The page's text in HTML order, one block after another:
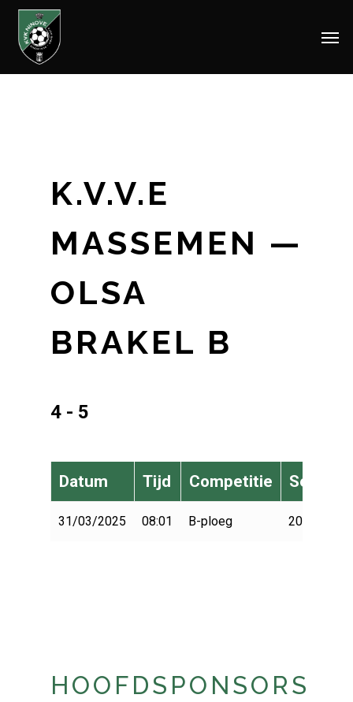
Skip
K.V.V.E
MASSEMEN —
OLSA
BRAKEL B
4 - 5
Datum Tijd Competitie Seizoen
31/03/2025 08:01 B-ploeg 2024-2025
HOOFDSPONSORS